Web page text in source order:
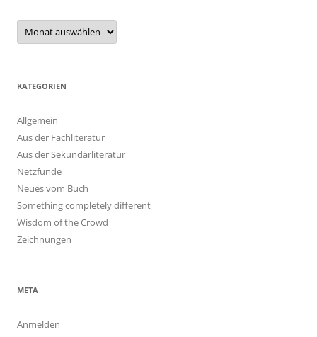
Archiv
KATEGORIEN
Allgemein
Aus der Fachliteratur
Aus der Sekundärliteratur
Netzfunde
Neues vom Buch
Something completely different
Wisdom of the Crowd
Zeichnungen
META
Anmelden